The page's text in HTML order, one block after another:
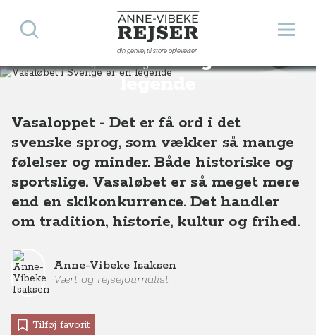
Anne-Vibeke Rejser
din genvej til store oplevelser
Åbn
Søg
Vasaløbet i Sverige er en
legende
Destinationer Europa Sverige Vasaløbet i Sverige er en legende
Vasaloppet - Det er få ord i det
svenske sprog, som vækker så mange
følelser og minder. Både historiske og
sportslige. Vasaløbet er så meget mere
end en skikonkurrence. Det handler
om tradition, historie, kultur og frihed.
Anne-Vibeke Isaksen
Vært og rejsejournalist
Tilføj favorit